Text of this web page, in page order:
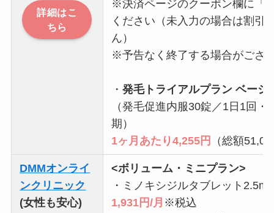
詳細はこ
ちら
※決済ページのクーポン欄に「
ください（未入力の場合は割引
ん）
※予告なく終了する場合がござ
・発毛トライアルプラン ベーシ
（発毛促進内服30錠／1日1回
期）
1ヶ月あたり4,255円
（総額
DMMオンライ
ンクリニック
(女性も安心)
<ボリューム・ミニプラン>
・ミノキシジルタブレット2.5mg
1,931円/月 ※税込